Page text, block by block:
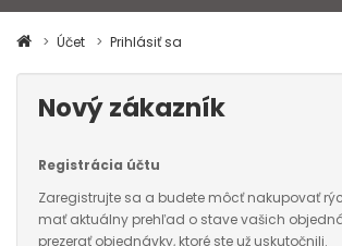
Účet
Prihlásiť sa
Nový zákazník
Registrácia účtu
Zaregistrujte sa a budete môcť nakupovať
mať aktuálny prehľad o stave vašich
prezerať objednávky, ktoré ste už uskutočnili.